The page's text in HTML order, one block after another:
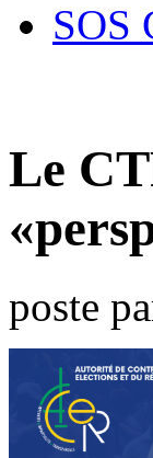
SOS
Le
poste